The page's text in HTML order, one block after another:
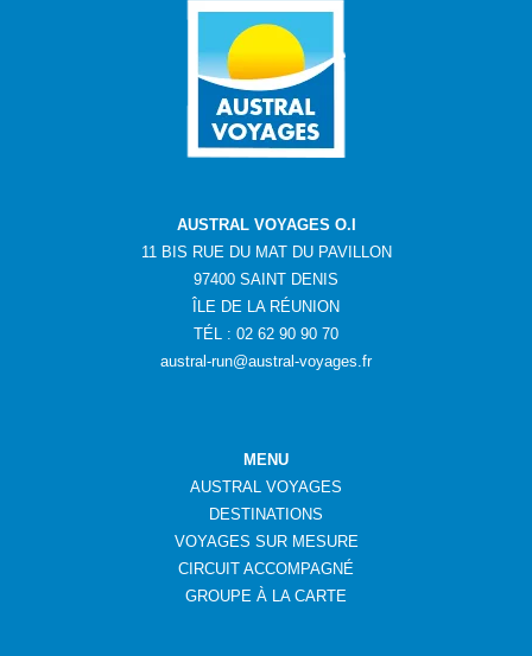
AUSTRAL VOYAGES O.I
11 BIS RUE DU MAT DU PAVILLON
97400 SAINT DENIS
ÎLE DE LA RÉUNION
TÉL : 02 62 90 90 70
austral-run@austral-voyages.fr
MENU
AUSTRAL VOYAGES
DESTINATIONS
VOYAGES SUR MESURE
CIRCUIT ACCOMPAGNÉ
GROUPE À LA CARTE